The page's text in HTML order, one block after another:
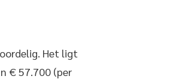
Het ligt
€ 57.700 (per